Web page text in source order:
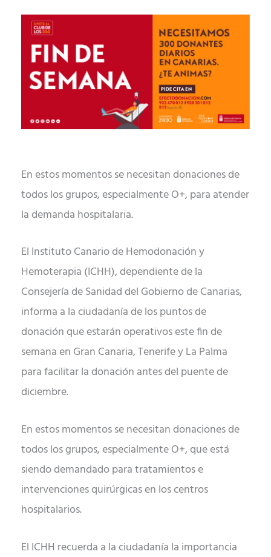
En estos momentos se necesitan donaciones de
todos los grupos, especialmente O+, para atender
la demanda hospitalaria.
El Instituto Canario de Hemodonación y
Hemoterapia (ICHH), dependiente de la
Consejería de Sanidad del Gobierno de Canarias,
informa a la ciudadanía de los puntos de
donación que estarán operativos este fin de
semana en Gran Canaria, Tenerife y La Palma
para facilitar la donación antes del puente de
diciembre.
En estos momentos se necesitan donaciones de
todos los grupos, especialmente O+, que está
siendo demandado para tratamientos e
intervenciones quirúrgicas en los centros
hospitalarios.
El ICHH recuerda a la ciudadanía la importancia